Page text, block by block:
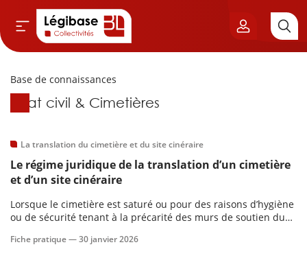
& Cimetières
& Élu local
& Finances locales
publique
Base de connaissances
Base de connaissances
État civil & Cimetières
La translation du cimetière et du site cinéraire
Le régime juridique de la translation d’un cimetière
et d’un site cinéraire
Lorsque le cimetière est saturé ou pour des raisons d’hygiène
ou de sécurité tenant à la précarité des murs de soutien du
être désaffecté.
Fiche pratique —30 janvier 2026